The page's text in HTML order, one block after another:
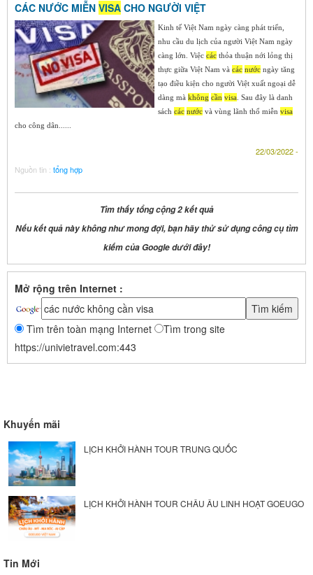
CÁC NƯỚC MIỄN VISA CHO NGƯỜI VIỆT
Kinh tế Việt Nam ngày càng phát triển,
nhu cầu du lịch của người Việt Nam ngày
càng lớn. Việc các thỏa thuận nới lỏng thị
thực giữa Việt Nam và các nước ngày tăng
tạo điều kiện cho người Việt xuất ngoại dễ
dàng mà không cần visa . Sau đây là danh
sách các nước và vùng lãnh thổ miễn visa
cho công dân......
22/03/2022 -
Nguồn tin : tổng hợp
Tìm thấy tổng cộng 2 kết quả
Nếu kết quả này không như mong đợi, bạn hãy thử sử dụng công cụ tìm
kiếm của Google dưới đây!
Mở rộng trên Internet :
Tìm trên toàn mạng Internet
Tìm trong site
https://univietravel.com:443
Khuyến mãi
LỊCH KHỞI HÀNH TOUR TRUNG QUỐC
LỊCH KHỞI HÀNH TOUR CHÂU ÂU LINH HOẠT GOEUGO
Tin Mới